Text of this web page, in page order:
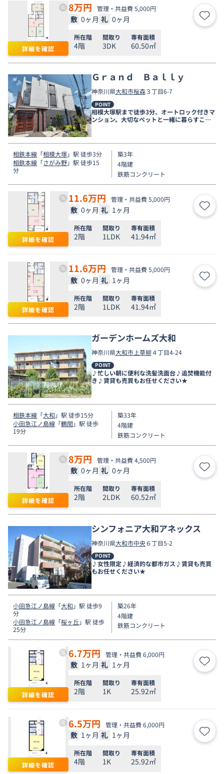
詳細を確認
8万円 管理・共益費 5,000円
敷 0ヶ月 礼 0ヶ月 お気
所在階
4階
間取り
3DK
専有面積
60.50㎡
Ｇｒａｎｄ Ｂａｌｌｙ
神奈川県大和市桜森３丁目6-7
POINT
相模大塚駅まで徒歩3分、オートロック付きマ
ンション。大切なペットと一緒に暮らすこと
相鉄本線 「相模大塚」駅 徒歩3分
相鉄本線 「さがみ野」駅 徒歩15
分
築3年
4階建
鉄筋コンクリート
詳細を確認
11.6万円 管理・共益費 5,000円
敷 0ヶ月 礼 1ヶ月 お気
所在階
2階
間取り
1LDK
専有面積
41.94㎡
詳細を確認
11.6万円 管理・共益費 5,000円
敷 0ヶ月 礼 1ヶ月 お気
所在階
2階
間取り
1LDK
専有面積
41.94㎡
ガーデンホームズ大和
神奈川県大和市上草柳４丁目4-24
POINT
♪忙しい朝に便利な洗髪洗面台♪追焚機能付
き♪賃貸も売買もお任せください★
相鉄本線 「大和 」駅 徒歩15分
小田急江ノ島線 「鶴間 」駅 徒歩
19分
築33年
4階建
鉄筋コンクリート
詳細を確認
8万円 管理・共益費 4,500円
敷 0ヶ月 礼 0ヶ月 お気
所在階
2階
間取り
2LDK
専有面積
60.52㎡
シンフォニア大和アネックス
神奈川県大和市中央６丁目5-2
POINT
♪女性限定♪経済的な都市ガス♪賃貸も売買
もお任せください★
小田急江ノ島線 「大和 」駅 徒歩9
分
小田急江ノ島線 「桜ヶ丘 」駅 徒歩
25分
築26年
4階建
鉄筋コンクリート
詳細を確認
6.7万円 管理・共益費 6,000円
敷 1ヶ月 礼 1ヶ月 お気
所在階
2階
間取り
1K
専有面積
25.92㎡
詳細を確認
6.5万円 管理・共益費 6,000円
敷 1ヶ月 礼 1ヶ月 お気
所在階
4階
間取り
1K
専有面積
25.92㎡